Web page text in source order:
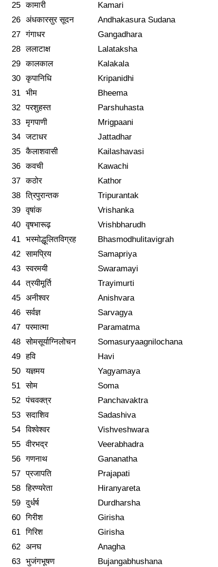
25
कामारी
Kamari
26
अंधकारसुर सूदन
Andhakasura Sudana
27
गंगाधर
Gangadhara
28
ललाटाक्ष
Lalataksha
29
कालकाल
Kalakala
30
कृपानिधि
Kripanidhi
31
भीम
Bheema
32
परशुहस्त
Parshuhasta
33
मृगपाणी
Mrigpaani
34
जटाधर
Jattadhar
35
कैलाशवासी
Kailashavasi
36
कवची
Kawachi
37
कठोर
Kathor
38
त्रिपुरान्तक
Tripurantak
39
वृषांक
Vrishanka
40
वृषभारूढ़
Vrishbharudh
41
भस्मोद्धूलितविग्रह
Bhasmodhulitavigrah
42
सामप्रिय
Samapriya
43
स्वरमयी
Swaramayi
44
त्रयीमूर्ति
Trayimurti
45
अनीश्वर
Anishvara
46
सर्वज्ञ
Sarvagya
47
परमात्मा
Paramatma
48
सोमसूर्याग्निलोचन
Somasuryaagnilochana
49
हवि
Havi
50
यज्ञमय
Yagyamaya
51
सोम
Soma
52
पंचवक्त्र
Panchavaktra
53
सदाशिव
Sadashiva
54
विश्वेश्वर
Vishveshwara
55
वीरभद्र
Veerabhadra
56
गणनाथ
Gananatha
57
प्रजापति
Prajapati
58
हिरण्यरेता
Hiranyareta
59
दुर्धर्ष
Durdharsha
60
गिरीश
Girisha
61
गिरिश
Girisha
62
अनघ
Anagha
63
भुजंगभूषण
Bujangabhushana